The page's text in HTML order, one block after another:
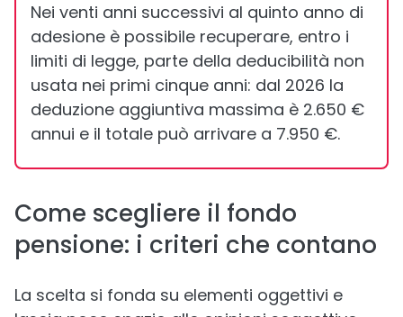
Nei venti anni successivi al quinto anno di
adesione è possibile recuperare, entro i
limiti di legge, parte della deducibilità non
usata nei primi cinque anni: dal 2026 la
deduzione aggiuntiva massima è 2.650 €
annui e il totale può arrivare a 7.950 €.
Come scegliere il fondo
pensione: i criteri che contano
La scelta si fonda su elementi oggettivi e